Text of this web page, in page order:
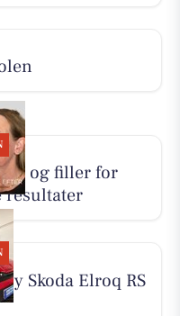
og filler for
resultater
Skoda Elroq RS